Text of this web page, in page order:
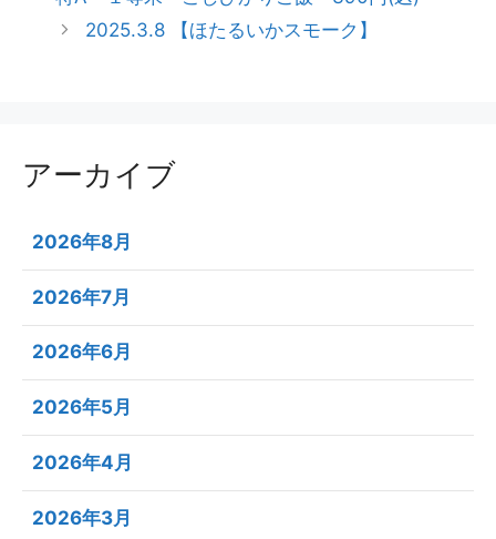
2025.3.8 【ほたるいかスモーク】
アーカイブ
2026年8月
2026年7月
2026年6月
2026年5月
2026年4月
2026年3月